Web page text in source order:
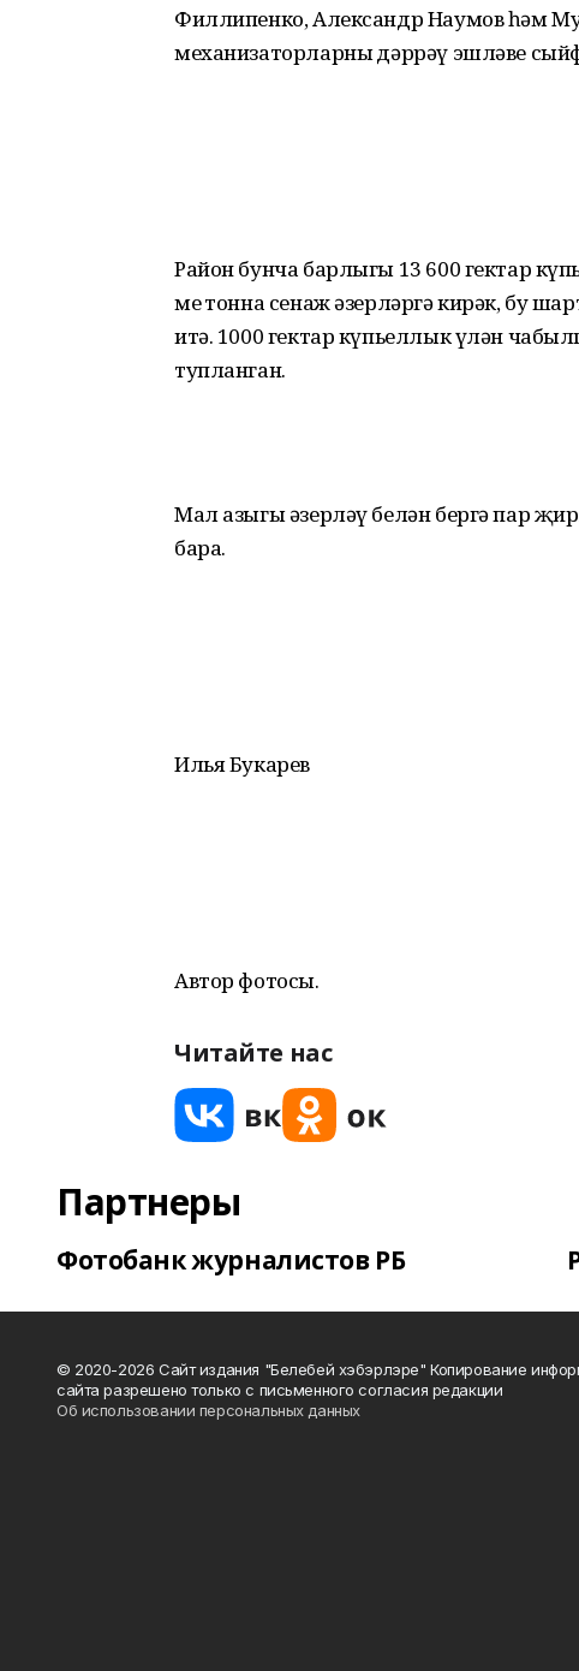
Филлипенко, Александр Наумов һәм
механизаторларның дәррәү эшләве
Район бунча барлыгы 13 600 гектар
мең тонна сенаж әзерләргә кирәк, бу
итә. 1000 гектар күпьеллык үлән
тупланган.
Мал азыгы әзерләү белән бергә пар
бара.
Илья Букарев
Автор фотосы.
Читайте нас
Партнеры
Фотобанк журналистов РБ
© 2020-2026 Сайт издания "Белебей хэбэрлэре" Копирование
сайта разрешено только с письменного согласия редакции
Об использовании персональных данных